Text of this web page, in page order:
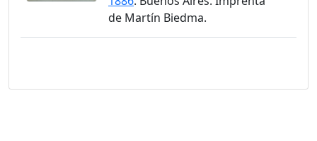
de Martín Biedma.